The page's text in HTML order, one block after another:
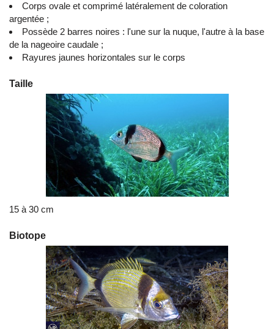
Corps ovale et comprimé latéralement de coloration
argentée ;
Possède 2 barres noires : l'une sur la nuque, l'autre à la base
de la nageoire caudale ;
Rayures jaunes horizontales sur le corps
Taille
15 à 30 cm
Biotope